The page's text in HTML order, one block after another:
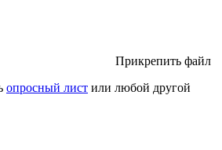
Прикрепить файл
опросный лист или любой другой